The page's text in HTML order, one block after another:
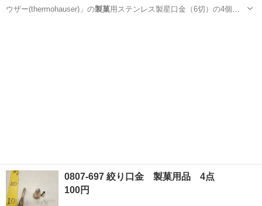
ウザー(thermohauser)」の製菓用ステンレス製星口金（6切）の4個セ
0807-697 絞り口金 製菓用品 4点
100円